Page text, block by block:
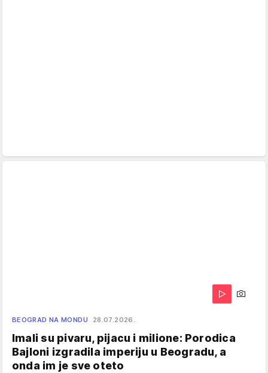
BEOGRAD NA MONDU 28.07.2026.
Imali su pivaru, pijacu i milione: Porodica
Bajloni izgradila imperiju u Beogradu, a
onda im je sve oteto